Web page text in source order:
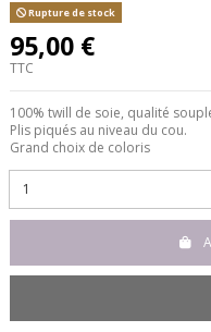
Rupture de stock
95,00 €
TTC
100% twill de soie, qualité
Plis piqués au niveau du cou.
Grand choix de coloris